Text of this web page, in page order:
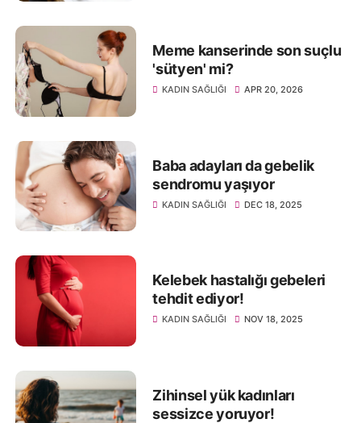
Meme kanserinde son suçlu
'sütyen' mi?
KADIN SAĞLIĞI APR 20, 2026
Baba adayları da gebelik
sendromu yaşıyor
KADIN SAĞLIĞI DEC 18, 2025
Kelebek hastalığı gebeleri
tehdit ediyor!
KADIN SAĞLIĞI NOV 18, 2025
Zihinsel yük kadınları
sessizce yoruyor!